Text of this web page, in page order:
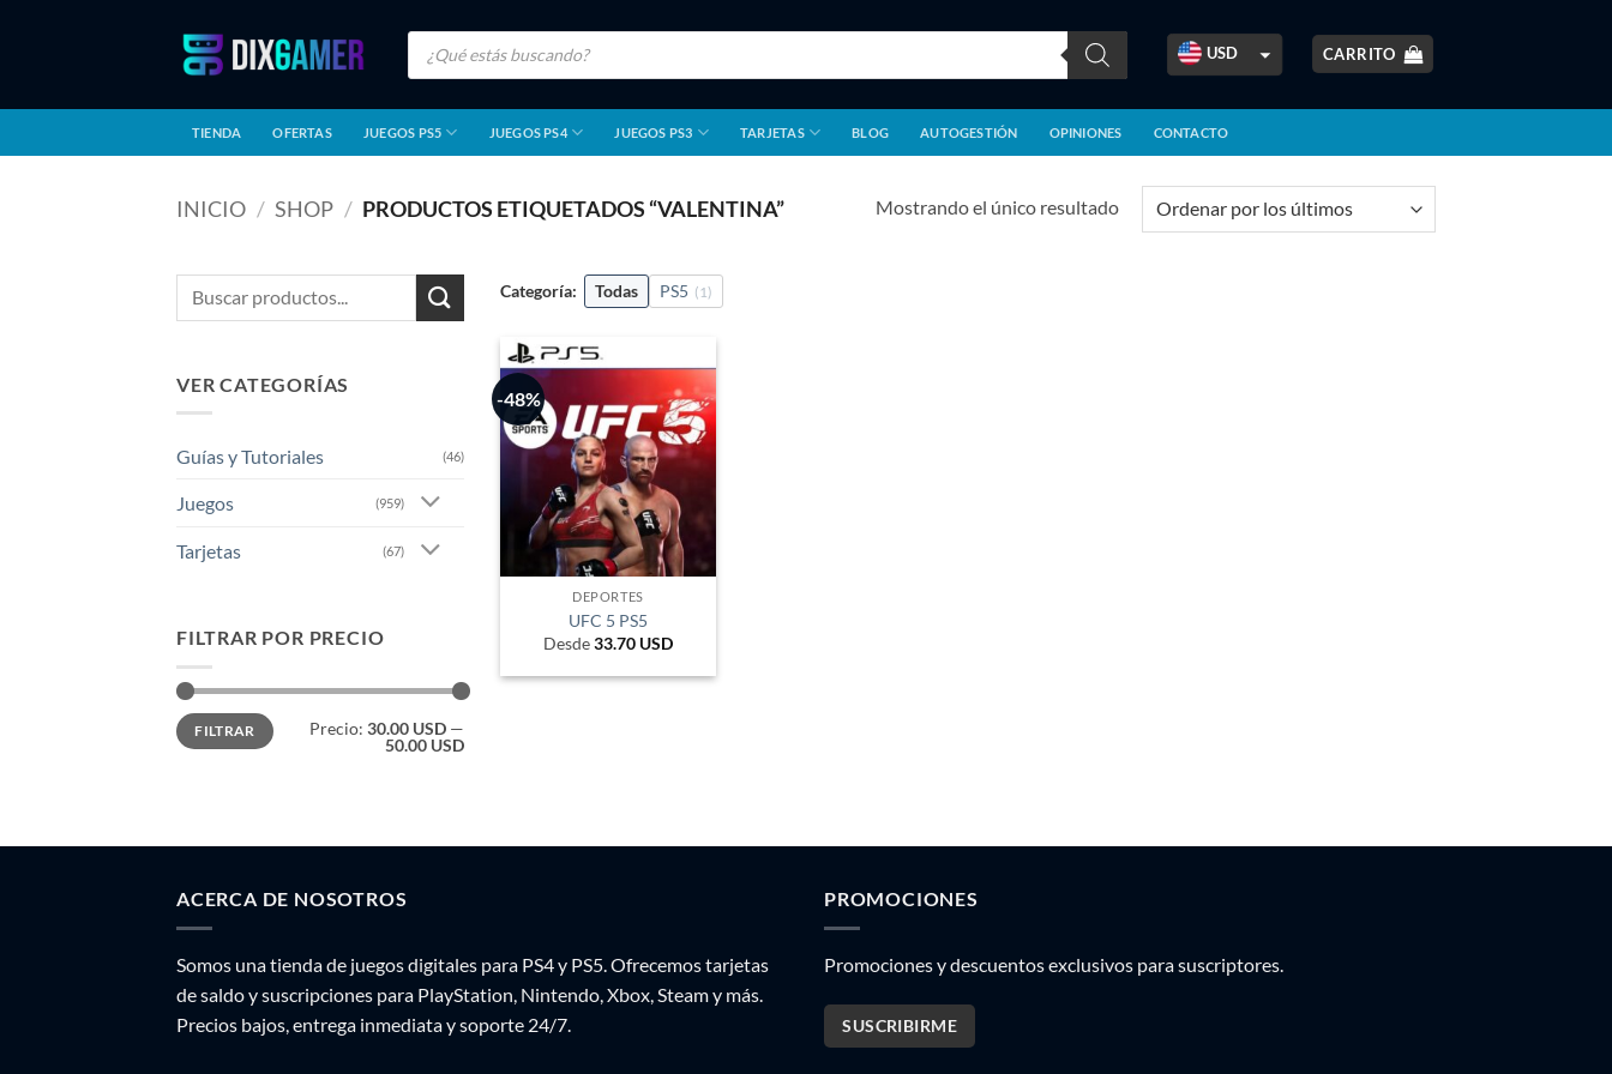
Búsqueda
productos
USD
BOB
BRL
CLP
CARRITO
TIENDA OFERTAS JUEGOS PS5 JUEGOS PS4 JUEGOS PS3 TARJETAS BLOG AUTOGESTIÓN OPINIONES CONTACTO
INICIO / SHOP / PRODUCTOS ETIQUETADOS “VALENTINA” Mostrando el único resultado
Buscar
por:
VER CATEGORÍAS
Guías y Tutoriales (46)
Juegos (959)
Tarjetas (67)
FILTRAR POR PRECIO
Precio
mínimo
Precio
máximo
FILTRAR Precio: 30.00 USD —
50.00 USD
Categoría: Todas PS5 (1)
-48%
DEPORTES
UFC 5 PS5
Desde33.70 USD
ACERCA DE NOSOTROS
Somos una tienda de juegos digitales para PS4 y PS5. Ofrecemos tarjetas
de saldo y suscripciones para PlayStation, Nintendo, Xbox, Steam y más.
Precios bajos, entrega inmediata y soporte 24/7.
PROMOCIONES
Promociones y descuentos exclusivos para suscriptores.
SUSCRIBIRME